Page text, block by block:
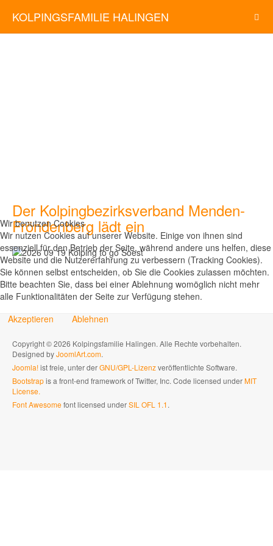
KOLPINGSFAMILIE HALINGEN
Der Kolpingbezirksverband Menden-
Fröndenberg lädt ein
Copyright © 2026 Kolpingsfamilie Halingen. Alle Rechte vorbehalten.
Designed byJoomlArt.com.
Joomla!ist freie, unter derGNU/GPL-Lizenzveröffentlichte Software.
Bootstrapis a front-end framework of Twitter, Inc. Code licensed underMIT
License.
Font Awesomefont licensed underSIL OFL 1.1.
Wir benutzen Cookies
Wir nutzen Cookies auf unserer Website. Einige von ihnen sind
essenziell für den Betrieb der Seite, während andere uns helfen, diese
Website und die Nutzererfahrung zu verbessern (Tracking Cookies).
Sie können selbst entscheiden, ob Sie die Cookies zulassen möchten.
Bitte beachten Sie, dass bei einer Ablehnung womöglich nicht mehr
alle Funktionalitäten der Seite zur Verfügung stehen.
Akzeptieren
Ablehnen